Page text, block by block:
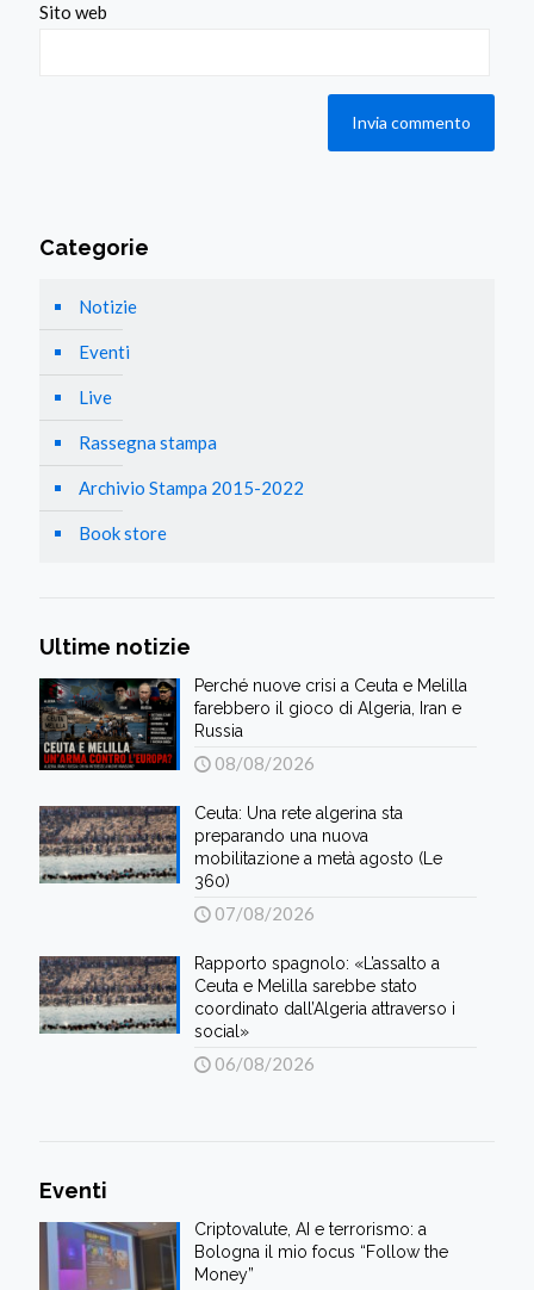
Sito web
Categorie
Notizie
Eventi
Live
Rassegna stampa
Archivio Stampa 2015-2022
Book store
Ultime notizie
Perché nuove crisi a Ceuta e Melilla
farebbero il gioco di Algeria, Iran e
Russia
08/08/2026
Ceuta: Una rete algerina sta
preparando una nuova
mobilitazione a metà agosto (Le
360)
07/08/2026
Rapporto spagnolo: «L’assalto a
Ceuta e Melilla sarebbe stato
coordinato dall’Algeria attraverso i
social»
06/08/2026
Eventi
Criptovalute, AI e terrorismo: a
Bologna il mio focus “Follow the
Money”